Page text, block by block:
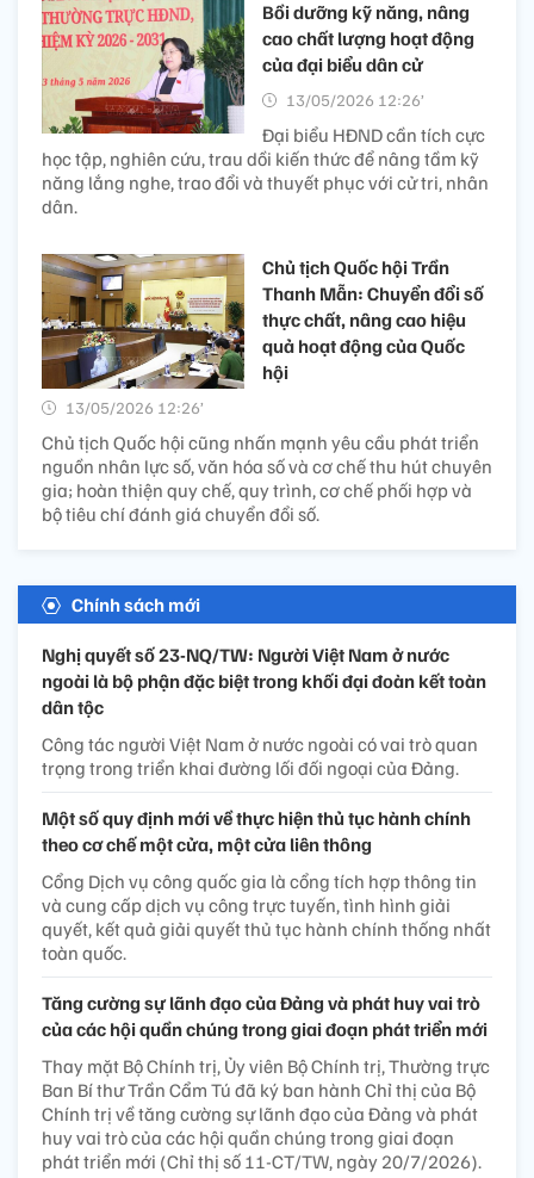
Bồi dưỡng kỹ năng, nâng
cao chất lượng hoạt động
của đại biểu dân cử
13/05/2026 12:26’
Đại biểu HĐND cần tích cực
học tập, nghiên cứu, trau dồi kiến thức để nâng tầm kỹ
năng lắng nghe, trao đổi và thuyết phục với cử tri, nhân
dân.
Chủ tịch Quốc hội Trần
Thanh Mẫn: Chuyển đổi số
thực chất, nâng cao hiệu
quả hoạt động của Quốc
hội
13/05/2026 12:26’
Chủ tịch Quốc hội cũng nhấn mạnh yêu cầu phát triển
nguồn nhân lực số, văn hóa số và cơ chế thu hút chuyên
gia; hoàn thiện quy chế, quy trình, cơ chế phối hợp và
bộ tiêu chí đánh giá chuyển đổi số.
Chính sách mới
Nghị quyết số 23-NQ/TW: Người Việt Nam ở nước
ngoài là bộ phận đặc biệt trong khối đại đoàn kết toàn
dân tộc
Công tác người Việt Nam ở nước ngoài có vai trò quan
trọng trong triển khai đường lối đối ngoại của Đảng.
Một số quy định mới về thực hiện thủ tục hành chính
theo cơ chế một cửa, một cửa liên thông
Cổng Dịch vụ công quốc gia là cổng tích hợp thông tin
và cung cấp dịch vụ công trực tuyến, tình hình giải
quyết, kết quả giải quyết thủ tục hành chính thống nhất
toàn quốc.
Tăng cường sự lãnh đạo của Đảng và phát huy vai trò
của các hội quần chúng trong giai đoạn phát triển mới
Thay mặt Bộ Chính trị, Ủy viên Bộ Chính trị, Thường trực
Ban Bí thư Trần Cẩm Tú đã ký ban hành Chỉ thị của Bộ
Chính trị về tăng cường sự lãnh đạo của Đảng và phát
huy vai trò của các hội quần chúng trong giai đoạn
phát triển mới (Chỉ thị số 11-CT/TW, ngày 20/7/2026).